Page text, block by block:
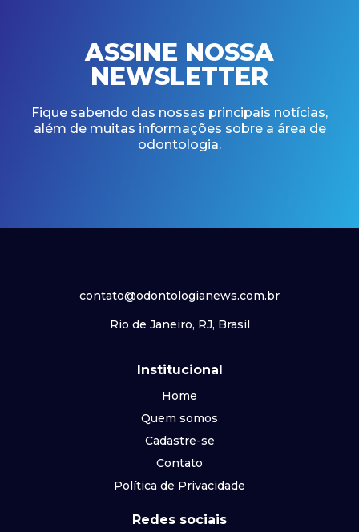
ASSINE NOSSA
NEWSLETTER
Fique sabendo das nossas principais notícias,
além de muitas informações sobre a área de
odontologia.
contato@odontologianews.com.br
Rio de Janeiro, RJ, Brasil
Institucional
Home
Quem somos
Cadastre-se
Contato
Política de Privacidade
Redes sociais